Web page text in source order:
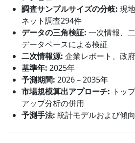
調査サンプルサイズの分岐: 現
ネット調査294件
データの三角検証: 一次情報、
データベースによる検証
二次情報源: 企業レポート、政
基準年: 2025年
予測期間: 2026－2035年
市場規模算出アプローチ: トッ
アップ分析の併用
予測手法: 統計モデルおよび傾